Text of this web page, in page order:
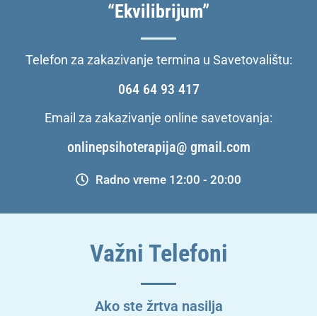
“Ekvilibrijum”
Telefon za zakazivanje termina u Savetovalištu:
064 64 93 417
Email za zakazivanje online savetovanja:
onlinepsihoterapija@ gmail.com
Radno vreme 12:00 - 20:00
Važni Telefoni
Ako ste žrtva nasilja